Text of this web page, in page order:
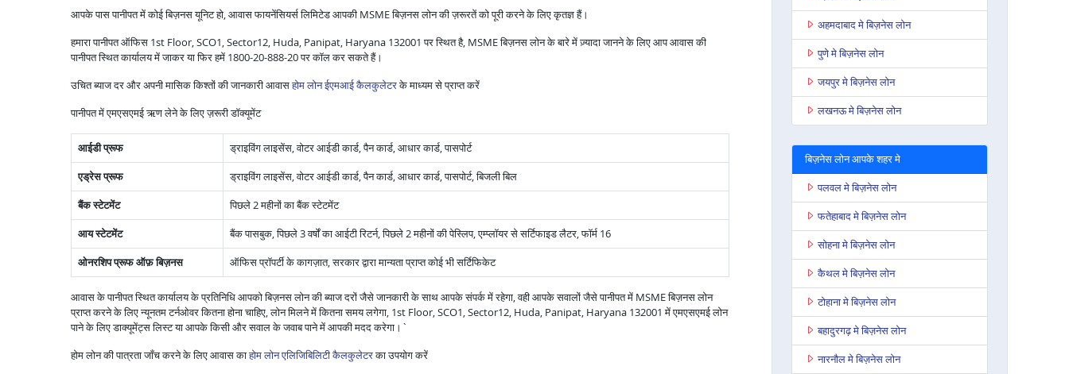
आपके पास पानीपत में कोई बिज़नस यूनिट हो, आवास फायनेंसियर्स लिमिटेड आपकी MSME बिज़नस लोन की ज़रूरतें को पूरी करने के लिए कृतज्ञ हैं।
हमारा पानीपत ऑफिस 1st Floor, SCO1, Sector12, Huda, Panipat, Haryana 132001 पर स्थित है, MSME बिज़नस लोन के बारे में ज़्यादा जानने के लिए आप आवास की
पानीपत स्थित कार्यालय में जाकर या फिर हमें 1800-20-888-20 पर कॉल कर सकते हैं।
उचित ब्याज दर और अपनी मासिक किश्तों की जानकारी आवासहोम लोन ईएमआई कैलकुलेटरके माध्यम से प्राप्त करें
पानीपत में एमएसएमई ऋण लेने के लिए ज़रूरी डॉक्यूमेंट
आईडी प्रूफ
ड्राइविंग लाइसेंस, वोटर आईडी कार्ड, पैन कार्ड, आधार कार्ड, पासपोर्ट
एड्रेस प्रूफ
ड्राइविंग लाइसेंस, वोटर आईडी कार्ड, पैन कार्ड, आधार कार्ड, पासपोर्ट, बिजली बिल
बैंक स्टेटमेंट
पिछले 2 महीनों का बैंक स्टेटमेंट
आय स्टेटमेंट
बैंक पासबुक, पिछले 3 वर्षों का आईटी रिटर्न, पिछले 2 महीनों की पेस्लिप, एम्प्लॉयर से सर्टिफाइड लैटर, फॉर्म 16
ओनरशिप प्रूफ ऑफ़ बिज़नस
ऑफिस प्रॉपर्टी के कागज़ात, सरकार द्वारा मान्यता प्राप्त कोई भी सर्टिफिकेट
आवास के पानीपत स्थित कार्यालय के प्रतिनिधि आपको बिज़नस लोन की ब्याज दरों जैसे जानकारी के साथ आपके संपर्क में रहेगा, वही आपके सवालों जैसे पानीपत में MSME बिज़नस लोन
प्राप्त करने के लिए न्यूनतम टर्नओवर कितना होना चाहिए, लोन मिलने में कितना समय लगेगा, 1st Floor, SCO1, Sector12, Huda, Panipat, Haryana 132001 में एमएसएमई लोन
पाने के लिए डाक्यूमेंट्स लिस्ट या आपके किसी और सवाल के जवाब पाने में आपकी मदद करेगा।`
होम लोन की पात्रता जाँच करने के लिए आवास काहोम लोन एलिजिबिलिटी कैलकुलेटरका उपयोग करें
अहमदाबाद मे बिज़नेस लोन
पुणे मे बिज़नेस लोन
जयपुर मे बिज़नेस लोन
लखनऊ मे बिज़नेस लोन
बिज़नेस लोन आपके शहर मे
पलवल मे बिज़नेस लोन
फतेहाबाद मे बिज़नेस लोन
सोहना मे बिज़नेस लोन
कैथल मे बिज़नेस लोन
टोहाना मे बिज़नेस लोन
बहादुरगढ़ मे बिज़नेस लोन
नारनौल मे बिज़नेस लोन